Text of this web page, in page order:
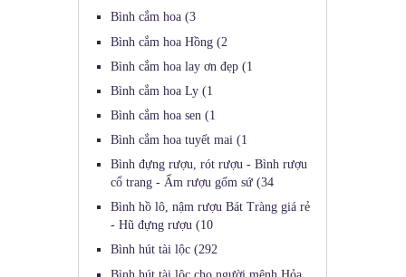
Bình cắm hoa (3
Bình cắm hoa Hồng (2
Bình cắm hoa lay ơn đẹp (1
Bình cắm hoa Ly (1
Bình cắm hoa sen (1
Bình cắm hoa tuyết mai (1
Bình đựng rượu, rót rượu - Bình rượu
cổ trang - Ấm rượu gốm sứ (34
Bình hồ lô, nậm rượu Bát Tràng giá rẻ
- Hũ đựng rượu (10
Bình hút tài lộc (292